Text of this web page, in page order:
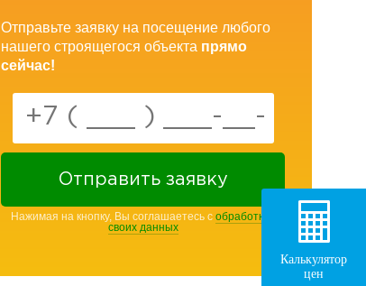
Отправьте заявку на посещение любого
нашего строящегося объекта прямо
сейчас!
Отправить заявку
Нажимая на кнопку, Вы соглашаетесь с обработкой
своих данных
Калькулятор
цен